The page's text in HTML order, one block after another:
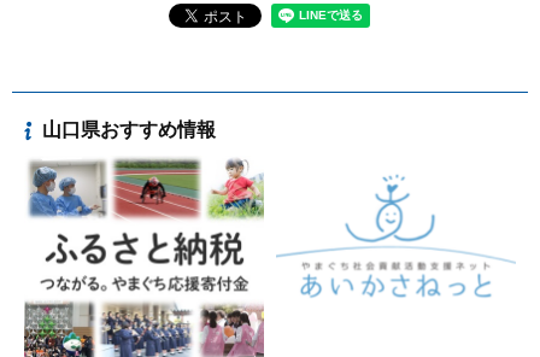
山口県おすすめ情報